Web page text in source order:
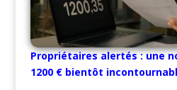
Propriétaires alertés : une
1200 € bientôt